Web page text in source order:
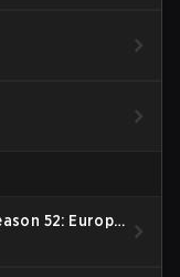
52: Europe